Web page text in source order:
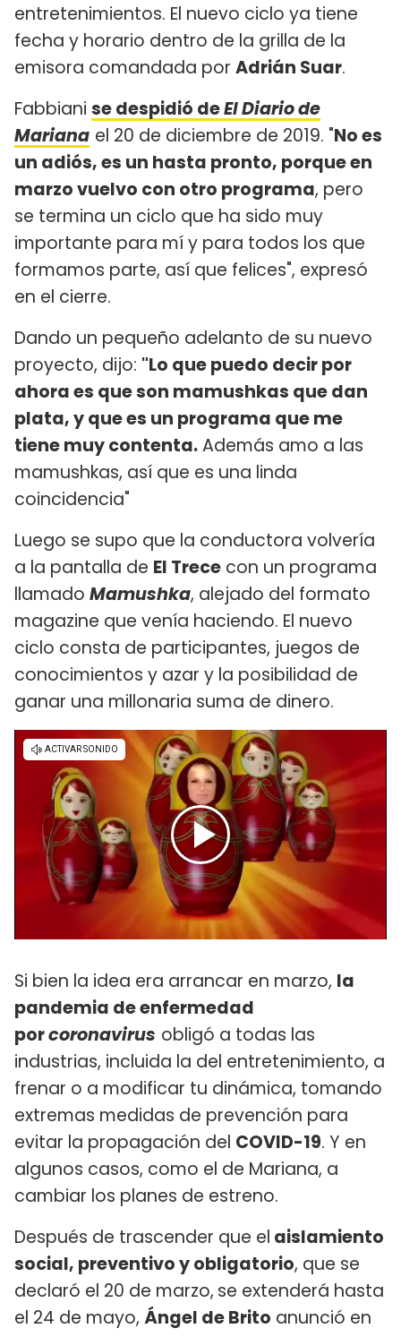
entretenimientos. El nuevo ciclo ya tiene
fecha y horario dentro de la grilla de la
emisora comandada por Adrián Suar.
Fabbiani se despidió deEl Diario de
Mariana el 20 de diciembre de 2019. "No es
un adiós, es un hasta pronto, porque en
marzo vuelvo con otro programa, pero
se termina un ciclo que ha sido muy
importante para mí y para todos los que
formamos parte, así que felices", expresó
en el cierre.
Dando un pequeño adelanto de su nuevo
proyecto, dijo: "Lo que puedo decir por
ahora es que son mamushkas que dan
plata, y que es un programa que me
tiene muy contenta.Además amo a las
mamushkas, así que es una linda
coincidencia"
Luego se supo que la conductora volvería
a la pantalla de El Trece con un programa
llamado Mamushka, alejado del formato
magazine que venía haciendo. El nuevo
ciclo consta de participantes, juegos de
conocimientos y azar y la posibilidad de
ganar una millonaria suma de dinero.
Si bien la idea era arrancar en marzo, la
pandemia de enfermedad
porcoronavirus obligó a todas las
industrias, incluida la del entretenimiento, a
frenar o a modificar tu dinámica, tomando
extremas medidas de prevención para
evitar la propagación del COVID-19. Y en
algunos casos, como el de Mariana, a
cambiar los planes de estreno.
Después de trascender que el aislamiento
social, preventivo y obligatorio, que se
declaró el 20 de marzo, se extenderá hasta
el 24 de mayo, Ángel de Brito anunció en